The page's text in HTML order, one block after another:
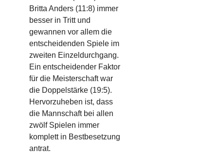
Britta Anders (11:8) immer
besser in Tritt und
gewannen vor allem die
entscheidenden Spiele im
zweiten Einzeldurchgang.
Ein entscheidender Faktor
für die Meisterschaft war
die Doppelstärke (19:5).
Hervorzuheben ist, dass
die Mannschaft bei allen
zwölf Spielen immer
komplett in Bestbesetzung
antrat.